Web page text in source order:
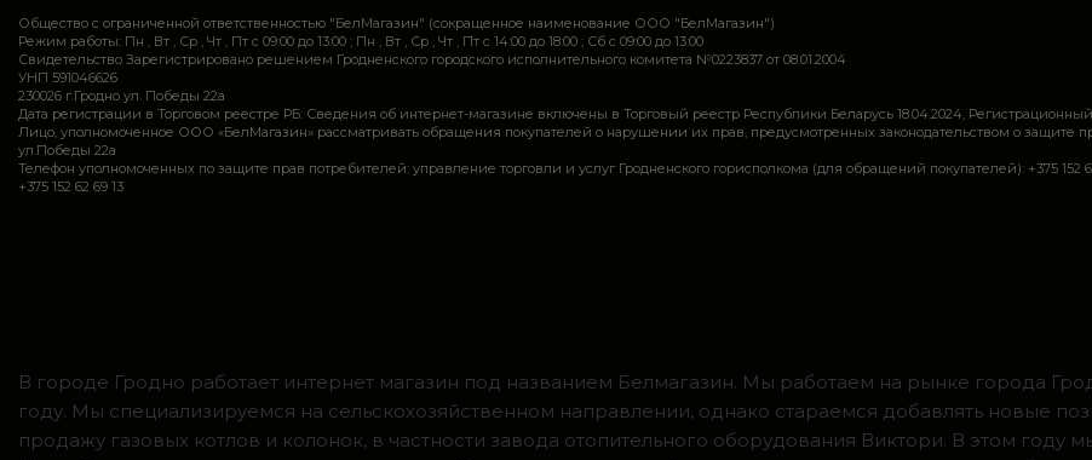
Общество с ограниченной ответственностью "БелМагазин" (сокращенное наименование ООО "БелМагазин")
Режим работы: Пн , Вт , Ср , Чт , Пт c 09:00 до 13:00 ; Пн , Вт , Ср , Чт , Пт c 14:00 до 18:00 ; Сб c 09:00 до 13:00
Свидетельство Зарегистрировано решением Гродненского городского исполнительного комитета №0223837 от 08.01.2004
УНП 591046626
230026 г.Гродно ул. Победы 22а
Дата регистрации в Торговом реестре РБ: Сведения об интернет-магазине включены в Торговый реестр Республики Беларусь 18.04.2024,
Лицо, уполномоченное ООО «БелМагазин» рассматривать обращения покупателей о нарушении их прав, предусмотренных законодательством о защите
ул.Победы 22а
Телефон уполномоченных по защите прав потребителей: управление торговли и услуг Гродненского горисполкома (для обращений покупателей): +375 152 62
+375 152 62 69 13
В городе Гродно работает интернет магазин под названием Белмагазин. Мы работаем на рынке города
году. Мы специализируемся на сельскохозяйственном направлении, однако стараемся добавлять новые
продажу газовых котлов и колонок, в частности завода отопительного оборудования Виктори. В этом году